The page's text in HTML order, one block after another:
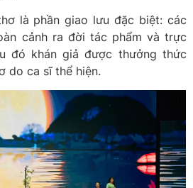
là phần giao lưu đặc biệt: các
cảnh ra đời tác phẩm và trực
đó khán giả được thưởng thức
do ca sĩ thể hiện.